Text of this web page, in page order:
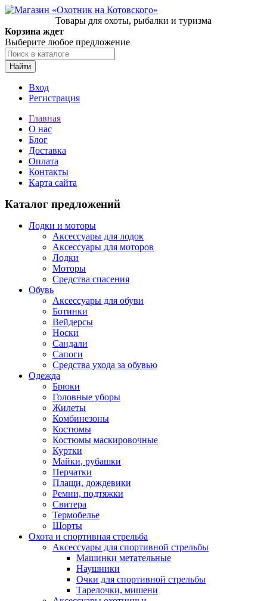
Товары для охоты, рыбалки и туризма
Корзина ждет
Выберите любое предложение
Найти
Вход
Регистрация
Главная
О нас
Блог
Доставка
Оплата
Контакты
Карта сайта
Каталог предложений
Лодки и моторы
Аксессуары для лодок
Аксессуары для моторов
Лодки
Моторы
Средства спасения
Обувь
Аксессуары для обуви
Ботинки
Вейдерсы
Носки
Сандали
Сапоги
Средства ухода за обувью
Одежда
Брюки
Головные уборы
Жилеты
Комбинезоны
Костюмы
Костюмы маскировочные
Куртки
Майки, рубашки
Перчатки
Плащи, дождевики
Ремни, подтяжки
Свитера
Термобелье
Шорты
Охота и спортивная стрельба
Аксессуары для спортивной стрельбы
Машинки метательные
Наушники
Очки для спортивной стрельбы
Тарелочки, мишени